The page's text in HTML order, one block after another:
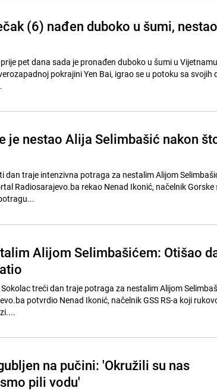
(6) nađen duboko u šumi, nestao
pet dana sada je pronađen duboko u šumi u
pokrajini Yen Bai, igrao se u potoku sa svojih
je nestao Alija Selimbašić nakon
dan traje intenzivna potraga za nestalim Alijom
Radiosarajevo.ba rekao Nenad Ikonić, načelnik Gorske
Alijom Selimbašićem: Otišao
treći dan traje potraga za nestalim Alijom
potvrdio Nenad Ikonić, načelnik GSS RS-a koji
na pučini: 'Okružili su nas
pili vodu'